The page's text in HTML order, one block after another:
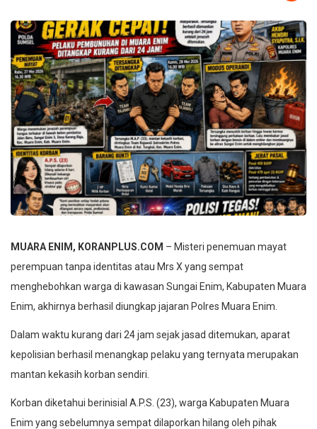
MUARA ENIM, KORANPLUS.COM – Misteri penemuan mayat
perempuan tanpa identitas atau Mrs X yang sempat
menghebohkan warga di kawasan Sungai Enim, Kabupaten Muara
Enim, akhirnya berhasil diungkap jajaran Polres Muara Enim.
Dalam waktu kurang dari 24 jam sejak jasad ditemukan, aparat
kepolisian berhasil menangkap pelaku yang ternyata merupakan
mantan kekasih korban sendiri.
Korban diketahui berinisial A.P.S. (23), warga Kabupaten Muara
Enim yang sebelumnya sempat dilaporkan hilang oleh pihak